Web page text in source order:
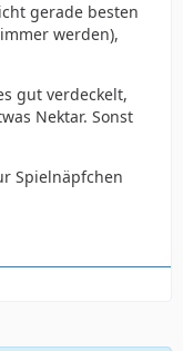
gerade besten
werden),
gut verdeckelt,
Nektar. Sonst
Spielnäpfchen